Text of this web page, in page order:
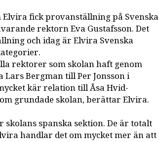
Elvira fick provanställning på Svenska
rektorn Eva Gustafsson. Det
och idag är Elvira Svenska
rektorer som skolan haft genom
Lars Bergman till Per Jonsson i
kär relation till Åsa Hvid-
grundade skolan, berättar Elvira.
skolans spanska sektion. De är totalt
handlar det om mycket mer än att